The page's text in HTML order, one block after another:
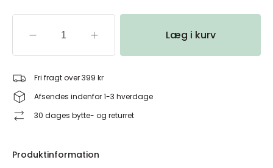
Læg i kurv
Fri fragt over 399 kr
Afsendes indenfor 1-3 hverdage
30 dages bytte- og returret
Produktinformation